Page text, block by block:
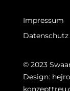
Impressum
© 2023
Design: